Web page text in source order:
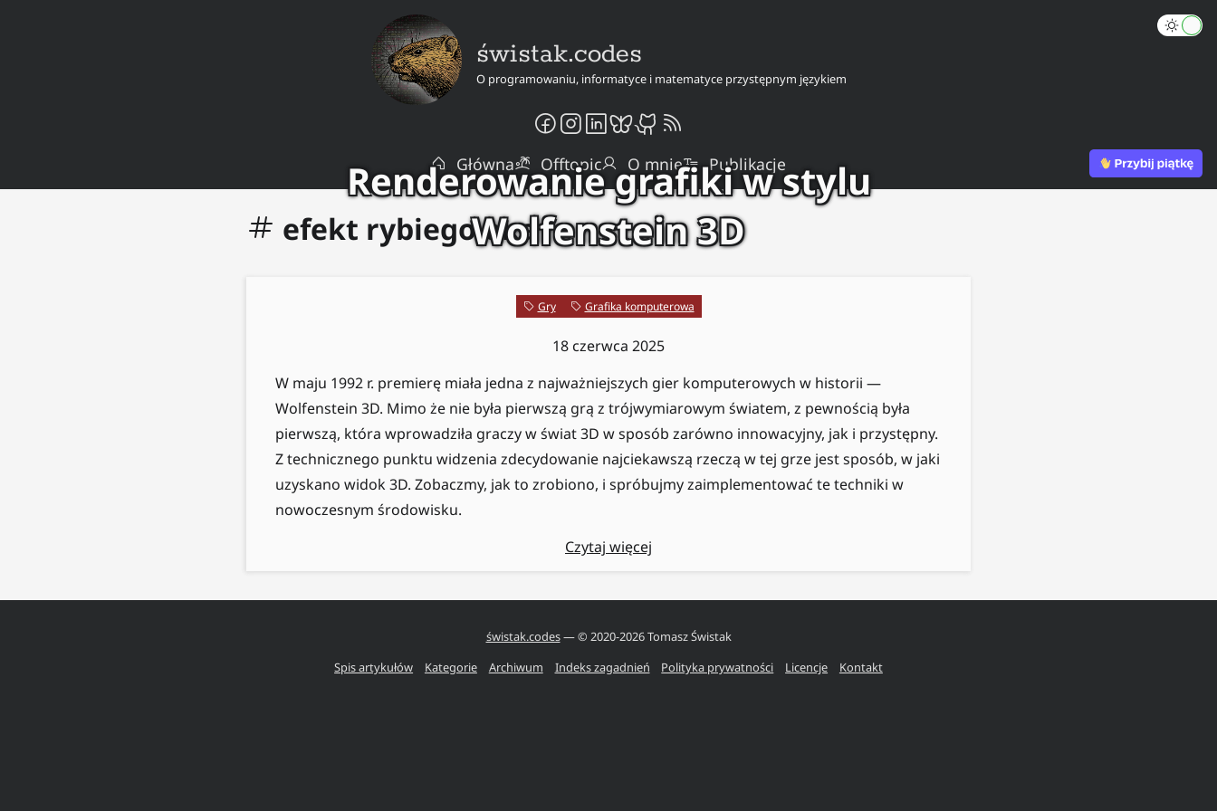
świstak.codes
O programowaniu, informatyce i matematyce przystępnym językiem
Główna Offtopic O mnie Publikacje
efekt rybiego oka
Renderowanie grafiki w stylu
Wolfenstein 3D
Gry Grafika komputerowa
18 czerwca 2025
W maju 1992 r. premierę miała jedna z najważniejszych gier komputerowych w historii —
Wolfenstein 3D. Mimo że nie była pierwszą grą z trójwymiarowym światem, z pewnością była
pierwszą, która wprowadziła graczy w świat 3D w sposób zarówno innowacyjny, jak i przystępny.
Z technicznego punktu widzenia zdecydowanie najciekawszą rzeczą w tej grze jest sposób, w jaki
uzyskano widok 3D. Zobaczmy, jak to zrobiono, i spróbujmy zaimplementować te techniki w
nowoczesnym środowisku.
Czytaj więcej
świstak.codes— © 2020-2026Tomasz Świstak
Spis artykułów
Kategorie Archiwum Indeks zagadnień Polityka prywatności Licencje Kontakt